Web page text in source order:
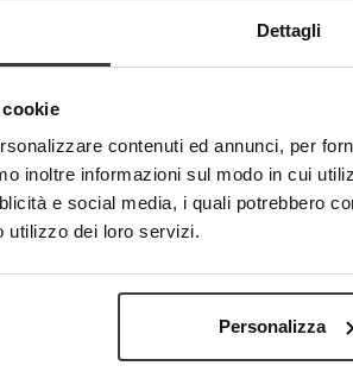
Dettagli
contenuti ed annunci, per
inoltre informazioni sul modo in cui
e social media, i quali potrebbero
utilizzo dei loro servizi.
Personalizza